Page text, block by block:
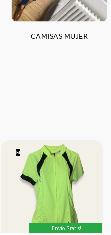
CAMISAS MUJER
M
¡Envío Gratis!